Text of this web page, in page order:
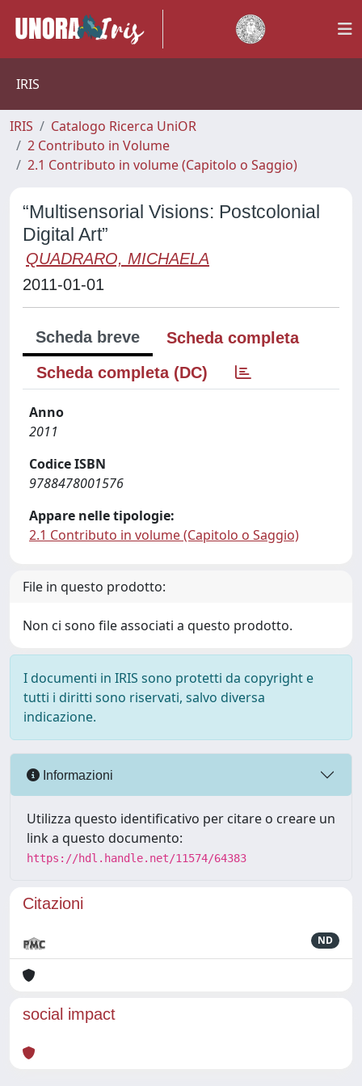
IRIS
IRIS
Catalogo Ricerca UniOR
2 Contributo in Volume
2.1 Contributo in volume (Capitolo o Saggio)
“Multisensorial Visions: Postcolonial
Digital Art”
QUADRARO, MICHAELA
2011-01-01
Scheda breve
Scheda completa
Scheda completa (DC)
Anno
2011
Codice ISBN
9788478001576
Appare nelle tipologie:
2.1 Contributo in volume (Capitolo o Saggio)
File in questo prodotto:
Non ci sono file associati a questo prodotto.
I documenti in IRIS sono protetti da copyright e
tutti i diritti sono riservati, salvo diversa
indicazione.
Informazioni
Utilizza questo identificativo per citare o creare un
link a questo documento:
https://hdl.handle.net/11574/64383
Citazioni
ND
social impact